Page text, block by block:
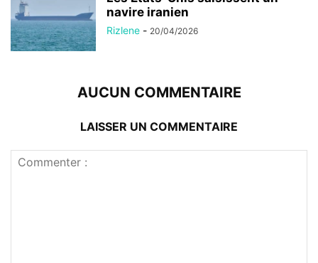
navire iranien
Rizlene - 20/04/2026
AUCUN COMMENTAIRE
LAISSER UN COMMENTAIRE